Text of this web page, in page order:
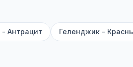
время и место
Антрацит Геленджик -